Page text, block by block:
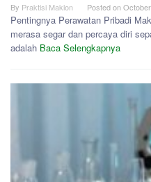
By Praktisi Maklon Posted on
Pentingnya Perawatan Pribadi
merasa segar dan percaya diri
adalah Baca Selengkapnya